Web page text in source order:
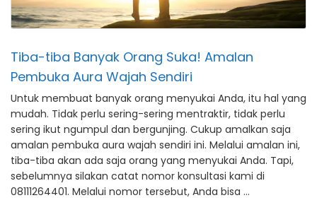
Tiba-tiba Banyak Orang Suka! Amalan
Pembuka Aura Wajah Sendiri
Untuk membuat banyak orang menyukai Anda, itu hal yang
mudah. Tidak perlu sering-sering mentraktir, tidak perlu
sering ikut ngumpul dan bergunjing. Cukup amalkan saja
amalan pembuka aura wajah sendiri ini. Melalui amalan ini,
tiba-tiba akan ada saja orang yang menyukai Anda. Tapi,
sebelumnya silakan catat nomor konsultasi kami di
08111264401. Melalui nomor tersebut, Anda bisa …